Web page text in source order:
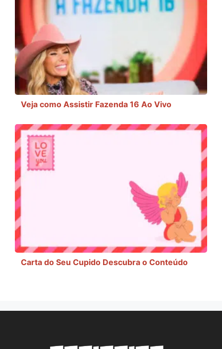
Veja como Assistir Fazenda 16 Ao Vivo
Carta do Seu Cupido Descubra o Conteúdo